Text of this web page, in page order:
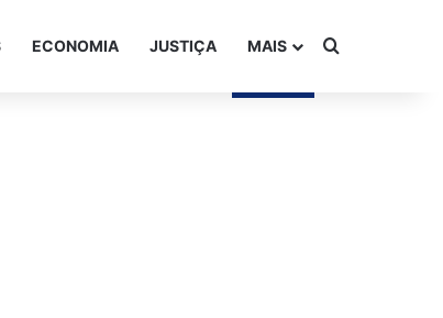
ECONOMIA JUSTIÇA MAIS Procurar